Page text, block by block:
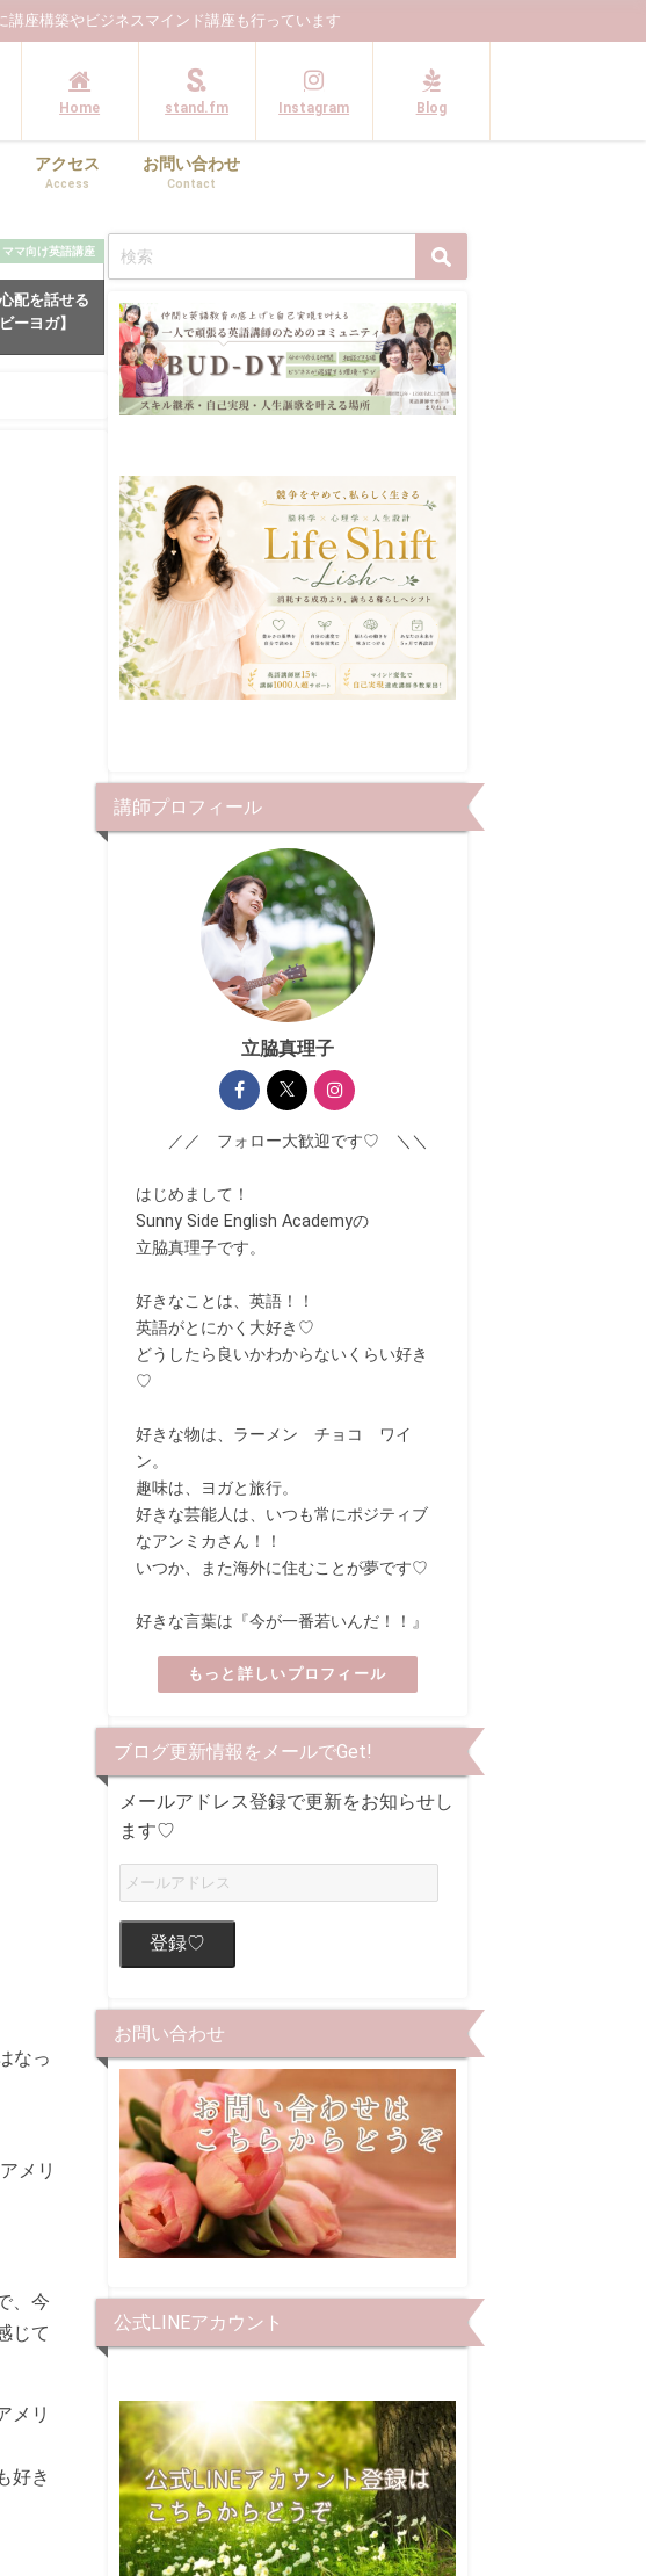
座構築やビジネスマインド講座も行っています
Home stand.fm Instagram Blog
アクセス
Access
お問い合わせ
Contact
ママ向け英語講座
配を話せる
ーヨガ】
なっ
メリ
、今
じて
メリ
好き
講師プロフィール
立脇真理子
／／ フォロー大歓迎です♡ ＼＼
はじめまして！
Sunny Side English Academyの
立脇真理子です。
好きなことは、英語！！
英語がとにかく大好き♡
どうしたら良いかわからないくらい好き
♡
好きな物は、ラーメン チョコ ワイ
ン。
趣味は、ヨガと旅行。
好きな芸能人は、いつも常にポジティブ
なアンミカさん！！
いつか、また海外に住むことが夢です♡
好きな言葉は『今が一番若いんだ！！』
もっと詳しいプロフィール
ブログ更新情報をメールでGet!
メールアドレス登録で更新をお知らせし
ます♡
登録♡
お問い合わせ
公式LINEアカウント